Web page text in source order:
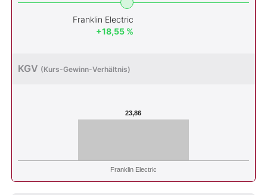
Franklin Electric
+18,55 %
KGV (Kurs-Gewinn-Verhältnis)
23,86
Franklin Electric